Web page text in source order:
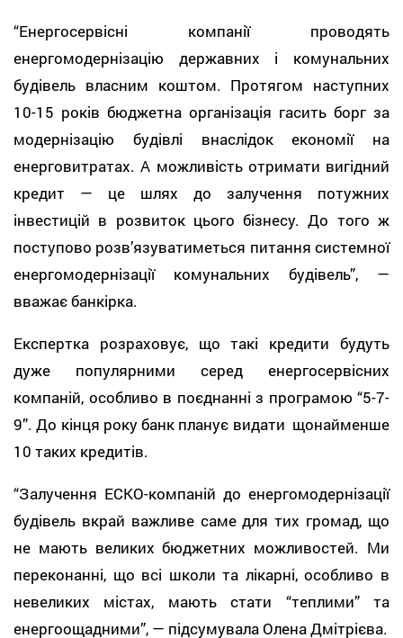
“Енергосервісні компанії проводять
енергомодернізацію державних і комунальних
будівель власним коштом. Протягом наступних
10-15 років бюджетна організація гасить борг за
модернізацію будівлі внаслідок економії на
енерговитратах. А можливість отримати вигідний
кредит — це шлях до залучення потужних
інвестицій в розвиток цього бізнесу. До того ж
поступово розв’язуватиметься питання системної
енергомодернізації комунальних будівель”, —
вважає банкірка.
Експертка розраховує, що такі кредити будуть
дуже популярними серед енергосервісних
компаній, особливо в поєднанні з програмою “5-7-
9”. До кінця року банк планує видати щонайменше
10 таких кредитів.
“Залучення ЕСКО-компаній до енергомодернізації
будівель вкрай важливе саме для тих громад, що
не мають великих бюджетних можливостей. Ми
переконанні, що всі школи та лікарні, особливо в
невеликих містах, мають стати “теплими” та
енергоощадними”, — підсумувала Олена Дмітрієва.